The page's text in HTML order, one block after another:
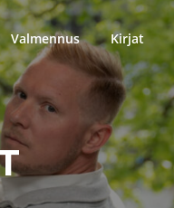
Valmennus Kirjat